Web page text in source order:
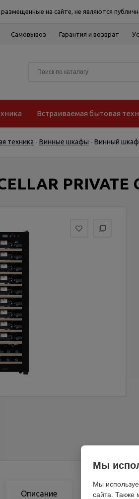
на сайте, не являются
Самовывоз Гарантия и возврат
Встраиваемая бытовая
техника - Винные шкафы - Винный шкаф
PRIVATE
Описание Отзывы
Мы
Мы
сайта. Также